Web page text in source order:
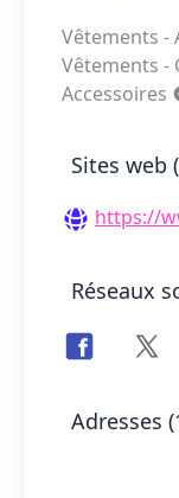
Vêtements -
Vêtements -
Accessoires
Sites web
https://
Réseaux
Adresses